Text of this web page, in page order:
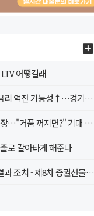
어떻길래
4월 금리 인상시 국채 장단기 금리 역전 가능성↑…경기침체 신호인가?
'무려 100억 NFT 담보대출' 등장…"거품 꺼지면?" 기대 속 우려도
로 갈아타게 해준다
감사보고서에 대한 조사·감리결과 조치 - 제8차 증권선물위원회(4.20.) 조치 의결 -